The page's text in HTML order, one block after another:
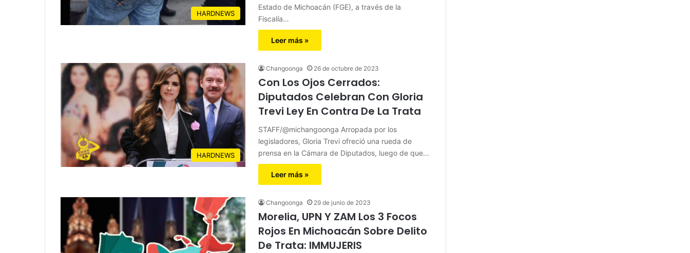
HARDNEWS
Estado de Michoacán (FGE), a través de la
Fiscalía…
Leer más »
HARDNEWS
Changoonga 26 de octubre de 2023
Con Los Ojos Cerrados:
Diputados Celebran Con Gloria
Trevi Ley En Contra De La Trata
STAFF/@michangoonga Arropada por los
legisladores, Gloria Trevi ofreció una rueda de
prensa en la Cámara de Diputados, luego de que…
Leer más »
Changoonga 29 de junio de 2023
Morelia, UPN Y ZAM Los 3 Focos
Rojos En Michoacán Sobre Delito
De Trata: IMMUJERIS